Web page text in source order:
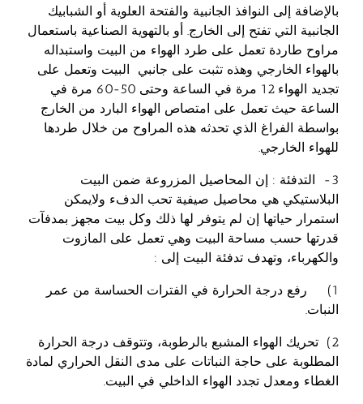
بالإضافة إلى النوافذ الجانبية والفتحة العلوية أو الشبابيك
الجانبية التي تفتح إلى الخارج. أو بالتهوية الصناعية باستعمال
مراوح طاردة تعمل على طرد الهواء من البيت واستبداله
بالهواء الخارجي وهذه تثبت على جانبي البيت وتعمل على
تجديد الهواء 12 مرة في الساعة وحتى 50-60 مرة في
الساعة حيث تعمل على امتصاص الهواء البارد من الخارج
بواسطة الفراغ الذي تحدثه هذه المراوح من خلال طردها
للهواء الخارجي.
3- التدفئة : إن المحاصيل المزروعة ضمن البيت
البلاستيكي هي محاصيل صيفية تحب الدفء ولايمكن
استمرار حياتها إن لم يتوفر لها ذلك وكل بيت مجهز بمدفآت
قدرتها حسب مساحة البيت وهي تعمل على المازوت
والكهرباء، وتهدف تدفئة البيت إلى :
1) رفع درجة الحرارة في الفترات الحساسة من عمر
النبات.
2) تحريك الهواء المشبع بالرطوبة، وتتوقف درجة الحرارة
المطلوبة على حاجة النباتات على مدى النقل الحراري لمادة
الغطاء ومعدل تجدد الهواء الداخلي في البيت.